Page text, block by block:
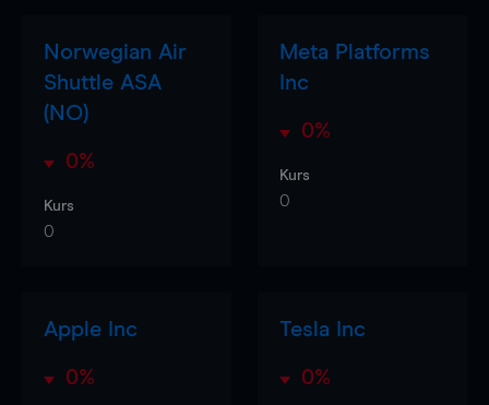
Norwegian Air
Shuttle ASA
(NO)
0%
Kurs
0
Meta Platforms
Inc
0%
Kurs
0
Apple Inc
0%
Tesla Inc
0%